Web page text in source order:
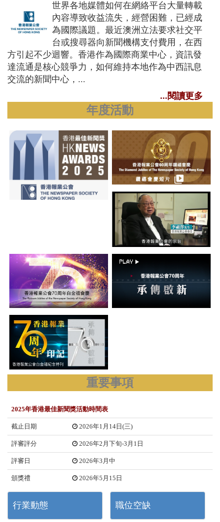
世界各地媒體如何在網絡平台大量轉載
內容導致收益流失，經營困難，已經成
為國際議題。最近澳洲立法要求社交平
台或搜尋器向新聞機構支付費用，在西
方引起不少迴響。香港作為國際商業中心，資訊發
達流通是核心競爭力，如何維持本地作為中西訊息
交流的新聞中心，...
...閱讀更多
年度活動
重要事項
2025年香港最佳新聞獎活動時間表
截止日期 2026年1月14日(三)
評審評分 2026年2月下旬-3月1日
評審日 2026年3月中
頒獎禮 2026年5月15日
行業動態 職位空缺